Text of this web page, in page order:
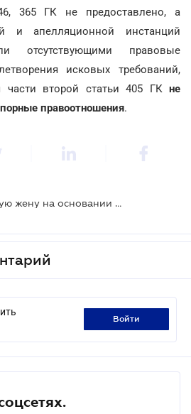
365 ГК не предоставлено, а
и апелляционной инстанций
отсутствующими правовые
исковых требований,
части второй статьи 405 ГК не
правоотношения.
Нельзя выселить бывшую жену на основании непроживания в квартире больше года: ВС
войти